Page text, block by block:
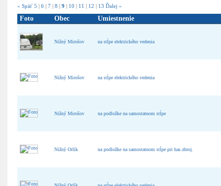
« Späť 5 6 7 8 9 10 11 12 13 Ďalej »
Foto Obec Umiestnenie
Nižný Mirošov na stĺpe elektrického vedenia
Nižný Mirošov na stĺpe elektrického vedenia
Nižný Mirošov na podložke na samostatnom stĺpe
Nižný Orlík na podložke na samostatnom stĺpe pri has.zbroj.